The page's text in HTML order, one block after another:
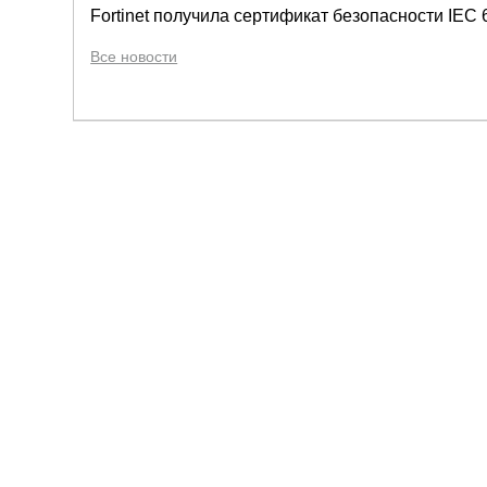
Fortinet получила сертификат безопасности
Все новости